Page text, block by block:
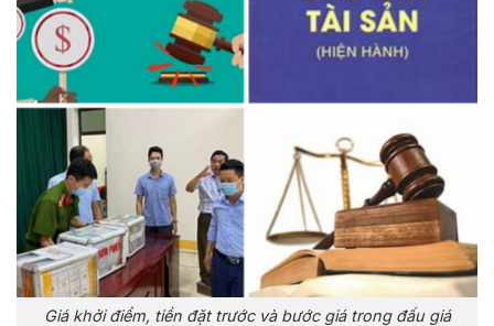
Giá khởi điểm, tiền đặt trước và bước giá trong đấu giá